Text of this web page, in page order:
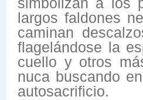
largos faldones
caminan
flagelándose la
cuello y otros
nuca buscando
autosacrificio.